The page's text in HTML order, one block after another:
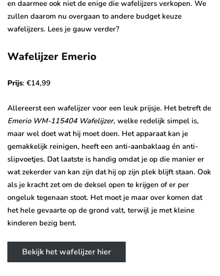
en daarmee ook niet de enige die wafelijzers verkopen. We
zullen daarom nu overgaan to andere budget keuze
wafelijzers. Lees je gauw verder?
Wafelijzer Emerio
Prijs: €14,99
Allereerst een wafelijzer voor een leuk prijsje. Het betreft de
Emerio WM-115404 Wafelijzer, welke redelijk simpel is,
maar wel doet wat hij moet doen. Het apparaat kan je
gemakkelijk reinigen, heeft een anti-aanbaklaag én anti-
slipvoetjes. Dat laatste is handig omdat je op die manier er
wat zekerder van kan zijn dat hij op zijn plek blijft staan. Ook
als je kracht zet om de deksel open te krijgen of er per
ongeluk tegenaan stoot. Het moet je maar over komen dat
het hele gevaarte op de grond valt, terwijl je met kleine
kinderen bezig bent.
Bekijk het wafelijzer hier